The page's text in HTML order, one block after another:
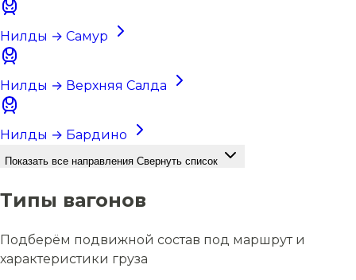
Нилды → Самур
Нилды → Верхняя Салда
Нилды → Бардино
Показать все направления Свернуть список
Типы вагонов
Подберём подвижной состав под маршрут и
характеристики груза